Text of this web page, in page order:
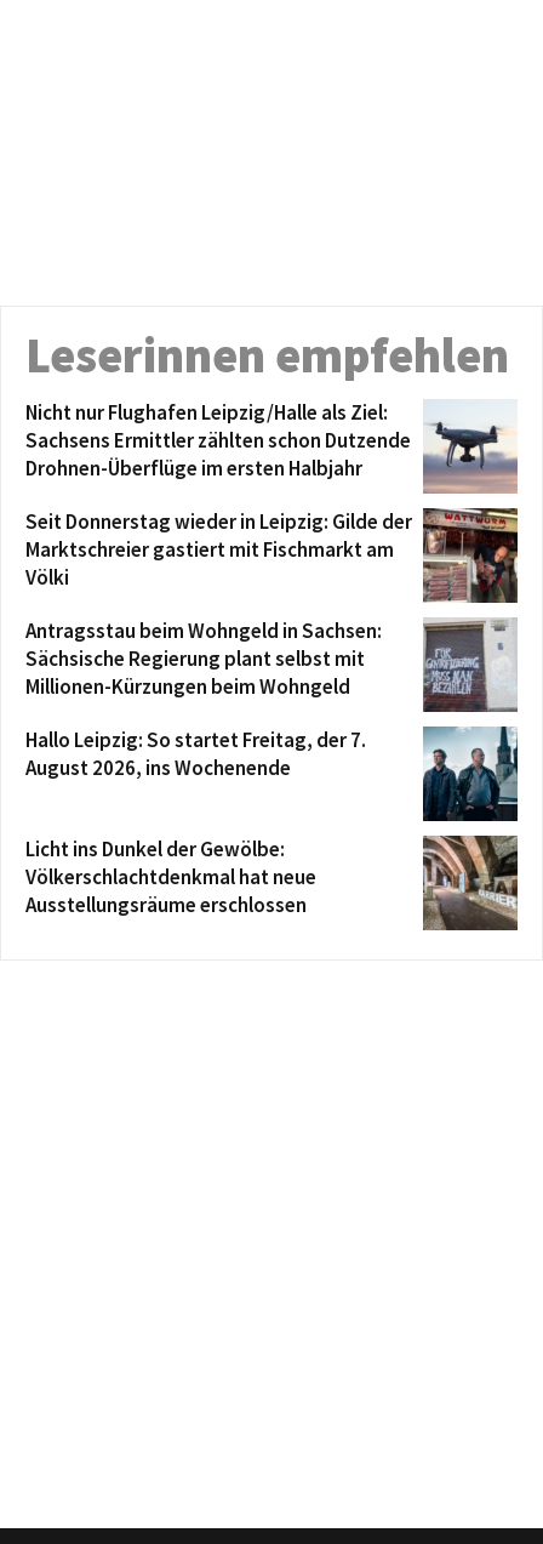
Leserinnen empfehlen
Nicht nur Flughafen Leipzig/Halle als Ziel:
Sachsens Ermittler zählten schon Dutzende
Drohnen-Überflüge im ersten Halbjahr
Seit Donnerstag wieder in Leipzig: Gilde der
Marktschreier gastiert mit Fischmarkt am
Völki
Antragsstau beim Wohngeld in Sachsen:
Sächsische Regierung plant selbst mit
Millionen-Kürzungen beim Wohngeld
Hallo Leipzig: So startet Freitag, der 7.
August 2026, ins Wochenende
Licht ins Dunkel der Gewölbe:
Völkerschlachtdenkmal hat neue
Ausstellungsräume erschlossen